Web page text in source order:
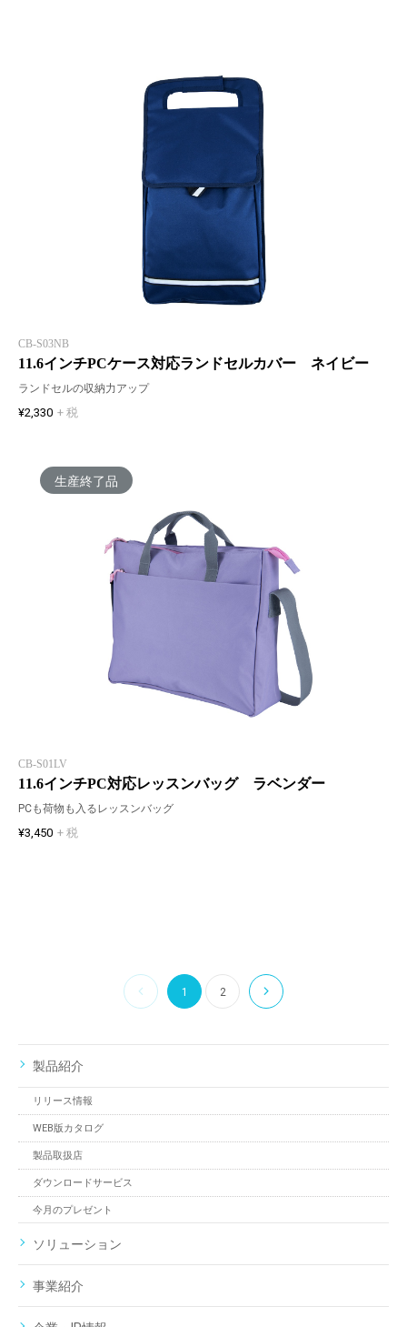
CB-S03NB
11.6インチPCケース対応ランドセルカバー ネイビー
ランドセルの収納力アップ
¥2,330 + 税
生産終了品
CB-S01LV
11.6インチPC対応レッスンバッグ ラベンダー
PCも荷物も入るレッスンバッグ
¥3,450 + 税
1 2
製品紹介
リリース情報
WEB版カタログ
製品取扱店
ダウンロードサービス
今月のプレゼント
ソリューション
事業紹介